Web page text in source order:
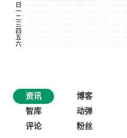
资讯 博客
智库
动弹
评论
粉丝